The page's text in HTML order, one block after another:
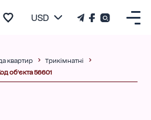
USD
квартир
Трикімнатні
об'єкта 56601